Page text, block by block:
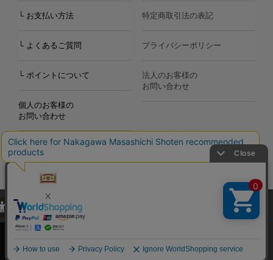
└ お支払い方法
└ よくあるご質問
└ ポイントについて
個人のお客様の
お問い合わせ
特定商取引法の表記
プライバシーポリシー
法人のお客様の
お問い合わせ
Copyright©2000-2026
Nakagawa Masashichi Shoten All Rights Reserved.
当サイトでは、当サイト内における閲覧履歴・属性情報などの取得およ
び利便性向上のためにクッキー（Cookie）を使用いたします。詳細に
関しては「プライバシーポリシー
承諾する